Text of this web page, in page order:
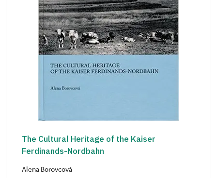
The Cultural Heritage of the Kaiser
Ferdinands-Nordbahn
Alena Borovcová